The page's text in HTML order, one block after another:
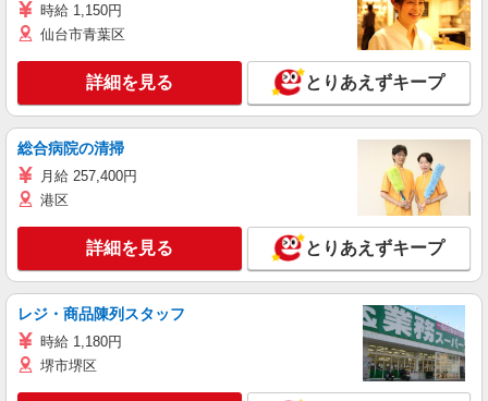
時給 1,150円
仙台市青葉区
詳細を見る とりあえずキープ
総合病院の清掃
月給 257,400円
港区
詳細を見る とりあえずキープ
レジ・商品陳列スタッフ
時給 1,180円
堺市堺区